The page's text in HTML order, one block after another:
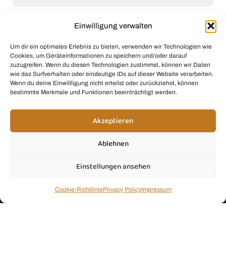
Einwilligung verwalten
Um dir ein optimales Erlebnis zu bieten, verwenden wir Technologien wie
Cookies, um Geräteinformationen zu speichern und/oder darauf
zuzugreifen. Wenn du diesen Technologien zustimmst, können wir Daten
wie das Surfverhalten oder eindeutige IDs auf dieser Website verarbeiten.
Wenn du deine Einwillligung nicht erteilst oder zurückziehst, können
bestimmte Merkmale und Funktionen beeinträchtigt werden.
Akzeptieren
Ablehnen
Einstellungen ansehen
Cookie-RichtliniePrivacy PolicyImpressum
Juice & Fresh Drink Smoothie Kit byThoka Network Wordpress